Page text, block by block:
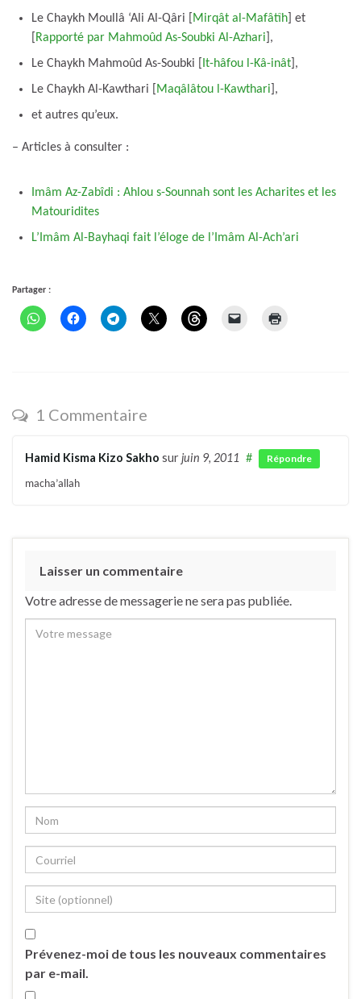
Le Chaykh Moullâ ‘Ali Al-Qâri [
Mirqât al-Mafâtîh ] et
Rapporté par Mahmoûd As-Soubki Al-Azhari ],
Le Chaykh Mahmoûd As-Soubki [
It-hâfou l-Kâ-inât ],
Le Chaykh Al-Kawthari [
Maqâlâtou l-Kawthari ],
et autres qu’eux.
– Articles à consulter :
Imâm Az-Zabîdi : Ahlou s-Sounnah sont les Acharites et les
Matouridites
L’Imâm Al-Bayhaqi fait l’éloge de l’Imâm Al-Ach’ari
Partager :
1 Commentaire
Hamid Kisma Kizo Sakho sur juin 9, 2011 # Répondre
macha’allah
Laisser un commentaire
Votre adresse de messagerie ne sera pas publiée.
Prévenez-moi de tous les nouveaux commentaires
par e-mail.